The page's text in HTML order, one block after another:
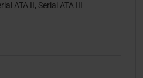
ATA II, Serial ATA III